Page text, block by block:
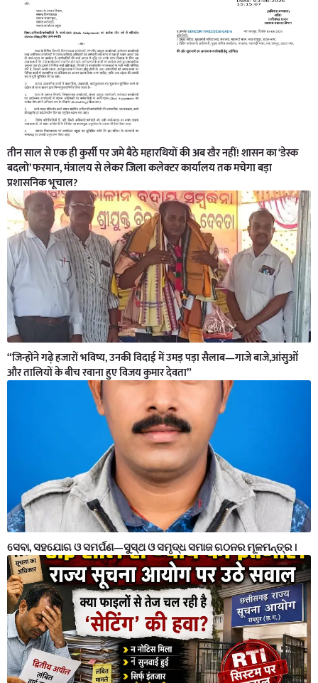
तीन साल से एक ही कुर्सी पर जमे बैठे महारथियों की अब खैर नहीं! शासन का ‘डेस्क
बदलो’ फरमान, मंत्रालय से लेकर जिला कलेक्टर कार्यालय तक मचेगा बड़ा
प्रशासनिक भूचाल?
“जिन्होंने गढ़े हजारों भविष्य, उनकी विदाई में उमड़ पड़ा सैलाब—गाजे बाजे,आंसुओं
और तालियों के बीच रवाना हुए विजय कुमार देवता”
ସେବା, ସହଯୋଗ ଓ ସମର୍ପଣ—ସୁସ୍ଥ ଓ ସମୃଦ୍ଧ ସମାଜ ଗଠନର ମୂଳମନ୍ତ୍ର ।